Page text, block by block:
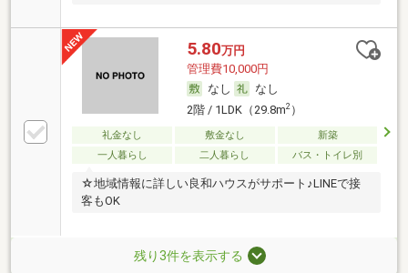
5.80万円
管理費10,000円
なし
なし
2階 / 1LDK（29.8m2）
礼金なし 敷金なし
新築
一人暮らし
二人暮らし バス・トイレ別
☆地域情報に詳しい良和ハウスがサポート♪LINEで接
客もOK
残り3件を表示する